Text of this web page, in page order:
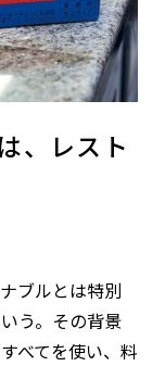
は、 レスト
ブルとは特別
う。その背景
べてを使い、料